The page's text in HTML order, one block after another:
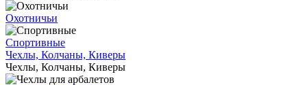
Охотничьи
Спортивные
Чехлы, Колчаны, Киверы
Чехлы, Колчаны, Киверы